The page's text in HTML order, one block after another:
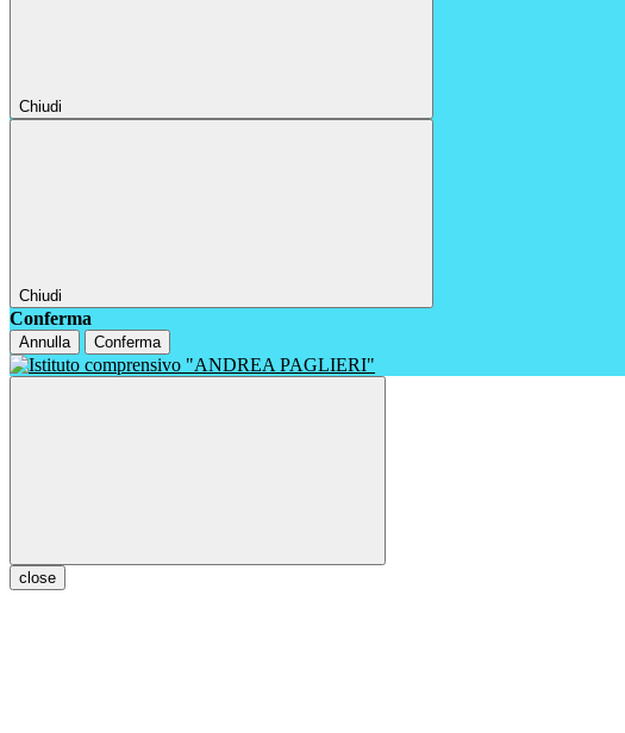
Chiudi
Chiudi
Conferma
Annulla Conferma
close